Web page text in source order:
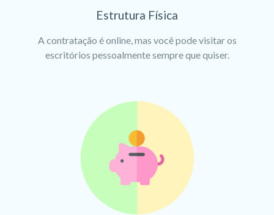
Estrutura Física
A contratação é online, mas você pode visitar os
escritórios pessoalmente sempre que quiser.